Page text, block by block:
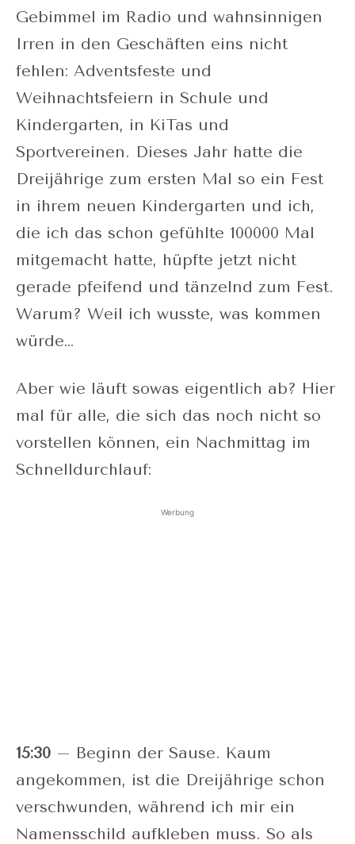
Gebimmel im Radio und wahnsinnigen
Irren in den Geschäften eins nicht
fehlen: Adventsfeste und
Weihnachtsfeiern in Schule und
Kindergarten, in KiTas und
Sportvereinen. Dieses Jahr hatte die
Dreijährige zum ersten Mal so ein Fest
in ihrem neuen Kindergarten und ich,
die ich das schon gefühlte 100000 Mal
mitgemacht hatte, hüpfte jetzt nicht
gerade pfeifend und tänzelnd zum Fest.
Warum? Weil ich wusste, was kommen
würde…
Aber wie läuft sowas eigentlich ab? Hier
mal für alle, die sich das noch nicht so
vorstellen können, ein Nachmittag im
Schnelldurchlauf:
Werbung
15:30 – Beginn der Sause. Kaum
angekommen, ist die Dreijährige schon
verschwunden, während ich mir ein
Namensschild aufkleben muss. So als